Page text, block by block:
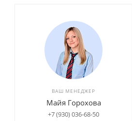
ВАШ МЕНЕДЖЕР
Майя Горохова
+7 (930) 036-68-50